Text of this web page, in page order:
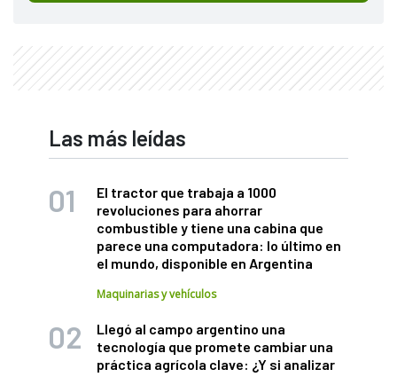
Las más leídas
El tractor que trabaja a 1000
revoluciones para ahorrar
combustible y tiene una cabina que
parece una computadora: lo último en
el mundo, disponible en Argentina
Maquinarias y vehículos
Llegó al campo argentino una
tecnología que promete cambiar una
práctica agrícola clave: ¿Y si analizar